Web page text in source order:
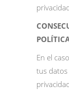
En el
tus